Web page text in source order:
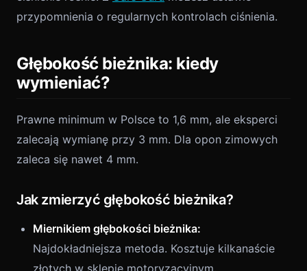
przypomnienia o regularnych kontrolach ciśnienia.
Głębokość bieżnika: kiedy
wymieniać?
Prawne minimum w Polsce to 1,6 mm, ale eksperci
zalecają wymianę przy 3 mm. Dla opon zimowych
zaleca się nawet 4 mm.
Jak zmierzyć głębokość bieżnika?
Miernikiem głębokości bieżnika:
Najdokładniejsza metoda. Kosztuje kilkanaście
złotych w sklepie motoryzacyjnym.